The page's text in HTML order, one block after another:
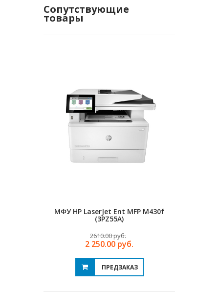
Сопутствующие
товары
МФУ HP LaserJet Ent MFP M430f
(3PZ55A)
2610.00 руб.
2 250.00 руб.
ПРЕДЗАКАЗ